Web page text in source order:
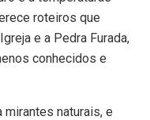
roteiros que
e a Pedra Furada,
conhecidos e
naturais, e